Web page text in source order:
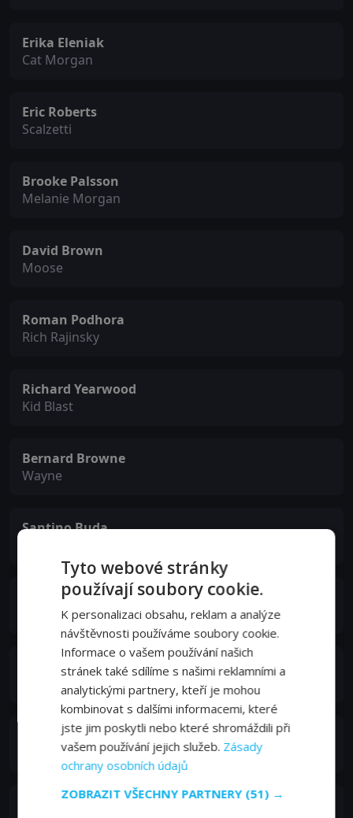
Erika Eleniak
Cat Morgan
Eric Roberts
Scalzetti
Brooke Palsson
Melanie Morgan
David Brown
Moose
Roman Podhora
Rich Rajinsky
Richard Yearwood
Kid Blast
Bernard Browne
Wayne
Santino Buda
Aleks Paunovic
Petrovich
Angelo Tsarouchas
Jack Wallace
Tyto webové stránky
používají soubory cookie.
K personalizaci obsahu, reklam a analýze
návštěvnosti používáme soubory cookie.
Informace o vašem používání našich
stránek také sdílíme s našimi reklamními a
analytickými partnery, kteří je mohou
kombinovat s dalšími informacemi, které
jste jim poskytli nebo které shromáždili při
vašem používání jejich služeb. Zásady
ochrany osobních údajů
ZOBRAZIT VŠECHNY PARTNERY (51) →